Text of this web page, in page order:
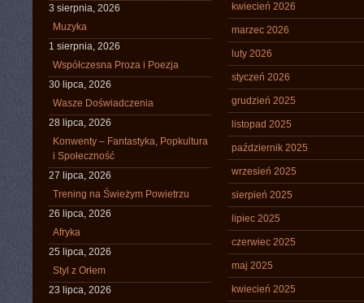
3 sierpnia, 2026
Muzyka
1 sierpnia, 2026
Współczesna Proza i Poezja
30 lipca, 2026
Wasze Doświadczenia
28 lipca, 2026
Konwenty – Fantastyka, Popkultura
i Społeczność
27 lipca, 2026
Trening na Świeżym Powietrzu
26 lipca, 2026
Afryka
25 lipca, 2026
Styl z Orłem
23 lipca, 2026
kwiecień 2026
marzec 2026
luty 2026
styczeń 2026
grudzień 2025
listopad 2025
październik 2025
wrzesień 2025
sierpień 2025
lipiec 2025
czerwiec 2025
maj 2025
kwiecień 2025